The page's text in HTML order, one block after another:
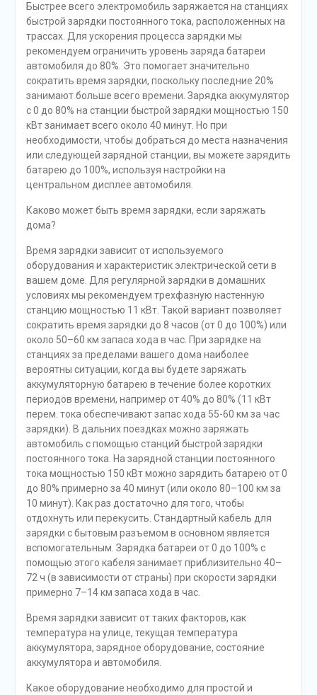
Быстрее всего электромобиль заряжается на станциях
быстрой зарядки постоянного тока, расположенных на
трассах. Для ускорения процесса зарядки мы
рекомендуем ограничить уровень заряда батареи
автомобиля до 80%. Это помогает значительно
сократить время зарядки, поскольку последние 20%
занимают больше всего времени. Зарядка аккумулятор
с 0 до 80% на станции быстрой зарядки мощностью 150
кВт занимает всего около 40 минут. Но при
необходимости, чтобы добраться до места назначения
или следующей зарядной станции, вы можете зарядить
батарею до 100%, используя настройки на
центральном дисплее автомобиля.
Каково может быть время зарядки, если заряжать
дома?
Время зарядки зависит от используемого
оборудования и характеристик электрической сети в
вашем доме. Для регулярной зарядки в домашних
условиях мы рекомендуем трехфазную настенную
станцию мощностью 11 кВт. Такой вариант позволяет
сократить время зарядки до 8 часов (от 0 до 100%) или
около 50–60 км запаса хода в час. При зарядке на
станциях за пределами вашего дома наиболее
вероятны ситуации, когда вы будете заряжать
аккумуляторную батарею в течение более коротких
периодов времени, например от 40% до 80% (11 кВт
перем. тока обеспечивают запас хода 55-60 км за час
зарядки). В дальних поездках можно заряжать
автомобиль с помощью станций быстрой зарядки
постоянного тока. На зарядной станции постоянного
тока мощностью 150 кВт можно зарядить батарею от 0
до 80% примерно за 40 минут (или около 80–100 км за
10 минут). Как раз достаточно для того, чтобы
отдохнуть или перекусить. Стандартный кабель для
зарядки с бытовым разъемом в основном является
вспомогательным. Зарядка батареи от 0 до 100% с
помощью этого кабеля занимает приблизительно 40–
72 ч (в зависимости от страны) при скорости зарядки
примерно 7–14 км запаса хода в час.
Время зарядки зависит от таких факторов, как
температура на улице, текущая температура
аккумулятора, зарядное оборудование, состояние
аккумулятора и автомобиля.
Какое оборудование необходимо для простой и